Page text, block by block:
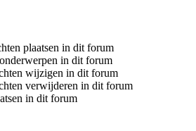
plaatsen in dit forum
in dit forum
wijzigen in dit forum
verwijderen in dit forum
in dit forum